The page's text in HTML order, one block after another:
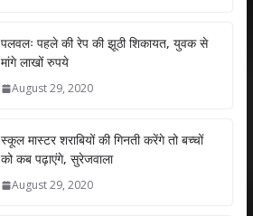
er e
dI
n
l e
पलवलः पहले की रेप की झूठी शिकायत, युवक से
मांगे लाखों रुपये
August 29, 2020
स्कूल मास्टर शराबियों की गिनती करेंगे तो बच्चों
को कब पढ़ाएंगे, सुरेजवाला
August 29, 2020